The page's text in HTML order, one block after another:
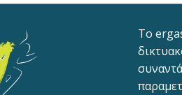
To